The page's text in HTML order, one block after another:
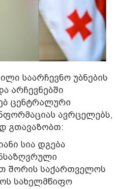
საარჩევნო უბნების
არჩევნებში
ცენტრალური
ავრცელებს,
გთავაზობთ:
სია დგება
შორის საქართველოს
სახელმწიფო